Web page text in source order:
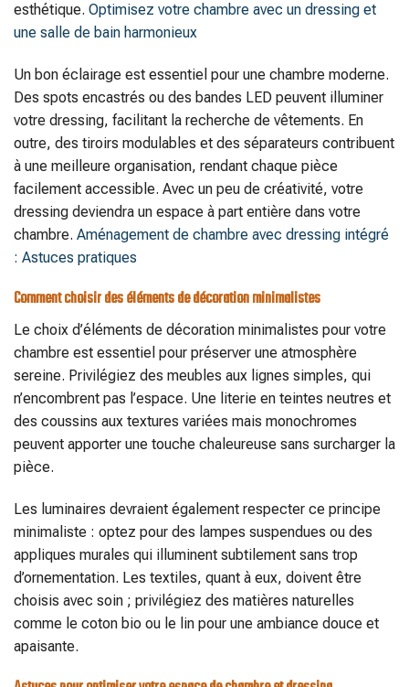
esthétique. Optimisez votre chambre avec un dressing et
une salle de bain harmonieux
Un bon éclairage est essentiel pour une chambre moderne.
Des spots encastrés ou des bandes LED peuvent illuminer
votre dressing, facilitant la recherche de vêtements. En
outre, des tiroirs modulables et des séparateurs contribuent
à une meilleure organisation, rendant chaque pièce
facilement accessible. Avec un peu de créativité, votre
dressing deviendra un espace à part entière dans votre
chambre. Aménagement de chambre avec dressing intégré
: Astuces pratiques
Comment choisir des éléments de décoration minimalistes
Le choix d’éléments de décoration minimalistes pour votre
chambre est essentiel pour préserver une atmosphère
sereine. Privilégiez des meubles aux lignes simples, qui
n’encombrent pas l’espace. Une literie en teintes neutres et
des coussins aux textures variées mais monochromes
peuvent apporter une touche chaleureuse sans surcharger la
pièce.
Les luminaires devraient également respecter ce principe
minimaliste : optez pour des lampes suspendues ou des
appliques murales qui illuminent subtilement sans trop
d’ornementation. Les textiles, quant à eux, doivent être
choisis avec soin ; privilégiez des matières naturelles
comme le coton bio ou le lin pour une ambiance douce et
apaisante.